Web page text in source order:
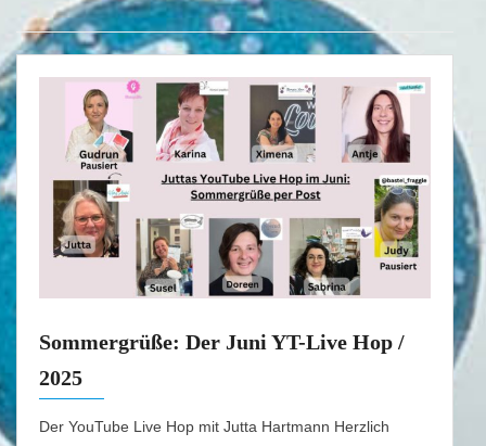
Sommergrüße: Der Juni YT-Live Hop /
2025
Der YouTube Live Hop mit Jutta Hartmann Herzlich